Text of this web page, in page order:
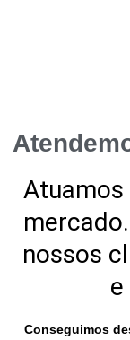
Atuamos
nossos
Conseguimos